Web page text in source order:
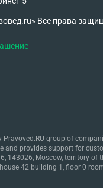
Все права
Pravoved.RU group of
and provides support for
143026, Moscow, territory of
42 building 1, floor 0